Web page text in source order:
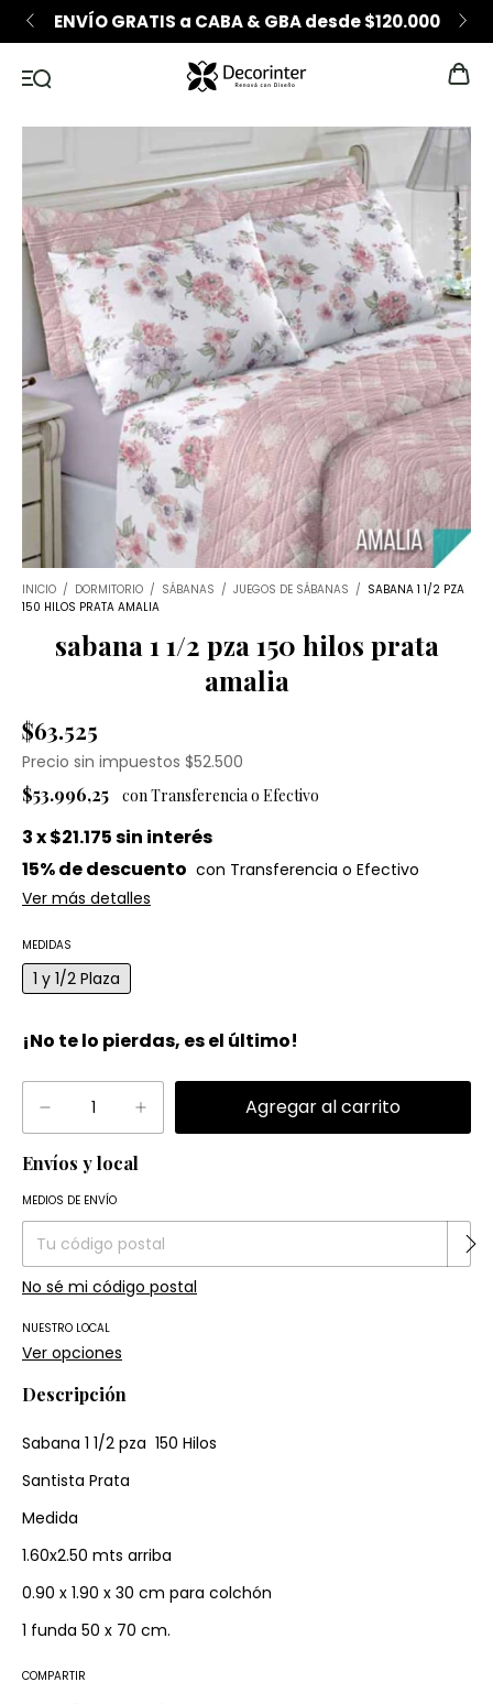
ENVÍO GRATIS a CABA & GBA desde $120.000
INICIO / DORMITORIO / SÁBANAS / JUEGOS DE SÁBANAS / SABANA 1 1/2 PZA
150 HILOS PRATA AMALIA
sabana 1 1/2 pza 150 hilos prata
amalia
$63.525
Precio sin impuestos $52.500
$53.996,25
3x$21.175sin interés
15% de descuento
Ver más detalles
MEDIDAS
1 y 1/2 Plaza
¡No te lo pierdas, es el último!
Envíos y local
Entregas para el CP:
MEDIOS DE ENVÍO
No sé mi código postal
NUESTRO LOCAL
Ver opciones
Descripción
Sabana 1 1/2 pza 150 Hilos
Santista Prata
Medida
1.60x2.50 mts arriba
0.90 x 1.90 x 30 cm para colchón
1 funda 50 x 70 cm.
COMPARTIR